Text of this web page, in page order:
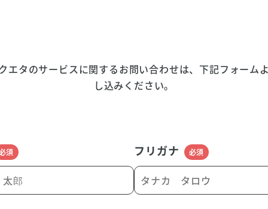
エタのサービスに関するお問い合わせは、下記フォーム
し込みください。
須 フリガナ 必須